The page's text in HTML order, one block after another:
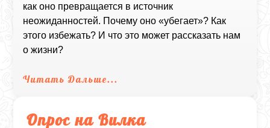
как оно превращается в источник
неожиданностей. Почему оно «убегает»? Как
этого избежать? И что это может рассказать нам
о жизни?
Читать Дальше...
Опрос на Вилка